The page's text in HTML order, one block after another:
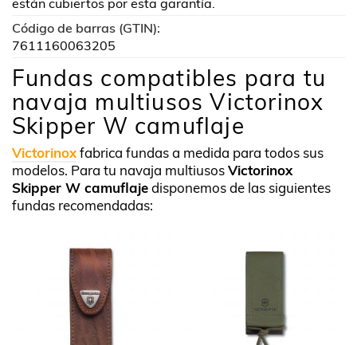
Código de barras (GTIN):
7611160063205
Fundas compatibles para tu
navaja multiusos Victorinox
Skipper W camuflaje
Victorinoxfabrica fundas a medida para todos sus
modelos. Para tu navaja multiusosVictorinox
Skipper W camuflajedisponemos de las siguientes
fundas recomendadas: